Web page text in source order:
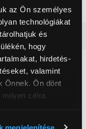
az Ön személyes
technológiákat
és
hogy
hirdetés-
valamint
Önnek. Ön dönt
célra.